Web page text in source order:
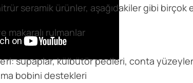
seramik ürünler, aşağıdakiler gibi birçok
makaralı rulmanlar
supaplar, külbütör pedleri, conta
bobini destekleri